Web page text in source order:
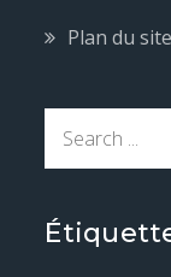
Plan du site
r